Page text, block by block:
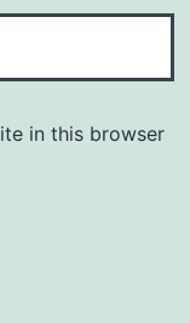
in this browser